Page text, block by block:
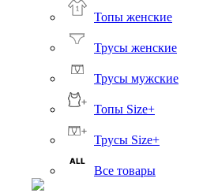
Топы женские
Трусы женские
Трусы мужские
Топы Size+
Трусы Size+
Все товары